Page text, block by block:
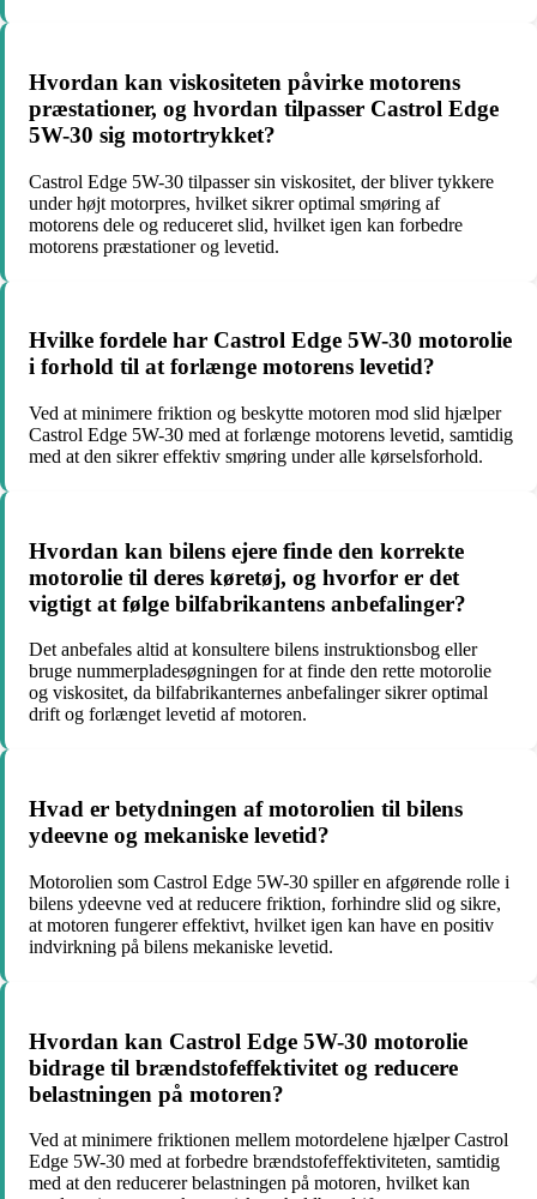
Hvordan kan viskositeten påvirke motorens
præstationer, og hvordan tilpasser Castrol Edge
5W-30 sig motortrykket?
Castrol Edge 5W-30 tilpasser sin viskositet, der bliver tykkere
under højt motorpres, hvilket sikrer optimal smøring af
motorens dele og reduceret slid, hvilket igen kan forbedre
motorens præstationer og levetid.
Hvilke fordele har Castrol Edge 5W-30 motorolie
i forhold til at forlænge motorens levetid?
Ved at minimere friktion og beskytte motoren mod slid hjælper
Castrol Edge 5W-30 med at forlænge motorens levetid, samtidig
med at den sikrer effektiv smøring under alle kørselsforhold.
Hvordan kan bilens ejere finde den korrekte
motorolie til deres køretøj, og hvorfor er det
vigtigt at følge bilfabrikantens anbefalinger?
Det anbefales altid at konsultere bilens instruktionsbog eller
bruge nummerpladesøgningen for at finde den rette motorolie
og viskositet, da bilfabrikanternes anbefalinger sikrer optimal
drift og forlænget levetid af motoren.
Hvad er betydningen af motorolien til bilens
ydeevne og mekaniske levetid?
Motorolien som Castrol Edge 5W-30 spiller en afgørende rolle i
bilens ydeevne ved at reducere friktion, forhindre slid og sikre,
at motoren fungerer effektivt, hvilket igen kan have en positiv
indvirkning på bilens mekaniske levetid.
Hvordan kan Castrol Edge 5W-30 motorolie
bidrage til brændstofeffektivitet og reducere
belastningen på motoren?
Ved at minimere friktionen mellem motordelene hjælper Castrol
Edge 5W-30 med at forbedre brændstofeffektiviteten, samtidig
med at den reducerer belastningen på motoren, hvilket kan